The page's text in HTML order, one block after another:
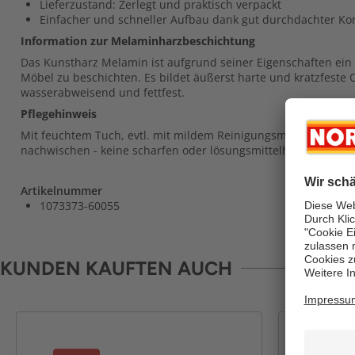
Lieferzustand: Zerlegt und praktisch verpackt
Einfacher und schneller Aufbau dank gut durchdachter
Information zur Melaminharzbeschichtung
Das Kunstharz Melamin ist aufgrund seiner Eigenschaften
Möbel zu beschichten. Es bildet äußerst harte und kratzfeste
wasserabweisend und fettfest.
Pflegehinweis
Mit feuchtem Tuch, evtl. mit mildem Reinigungsmittel
nachwischen - keine scharfen oder lösungsmittelhaltigen
Artikelnummer
1073373-60055
KUNDEN KAUFTEN AUCH